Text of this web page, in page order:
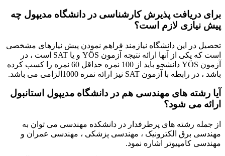
برای دریافت پذیرش کارشناسی در دانشگاه مدیپول چه
پیش نیازی لازم است؟
تحصیل در این دانشگاه نیازمند فراهم نمودن پیش نیازهای مشخصی
است که یکی از آنها ارائه نتیجه آزمون YÖS و یا SAT است ، در
آزمون YÖS دانشجو باید از 100 نمره حداقل 60 نمره را کسب کرده
باشد ، در رابطه با آزمون SAT نیز ارائه نمره 1000الزامی می باشد.
آیا رشته های مهندسی هم در دانشگاه مدیپول استانبول
ارائه می شود؟
از جمله رشته های پرطرفدار در دانشکده مهندسی می توان به
مهندسی برق الکترونیک ، مهندسی پزشکی ، مهندسی عمران و
مهندسی کامپیوتر اشاره نمود.